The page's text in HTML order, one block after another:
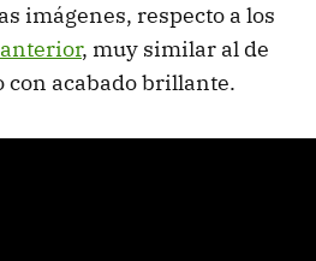
imágenes, respecto a los
, muy similar al de
con acabado brillante.